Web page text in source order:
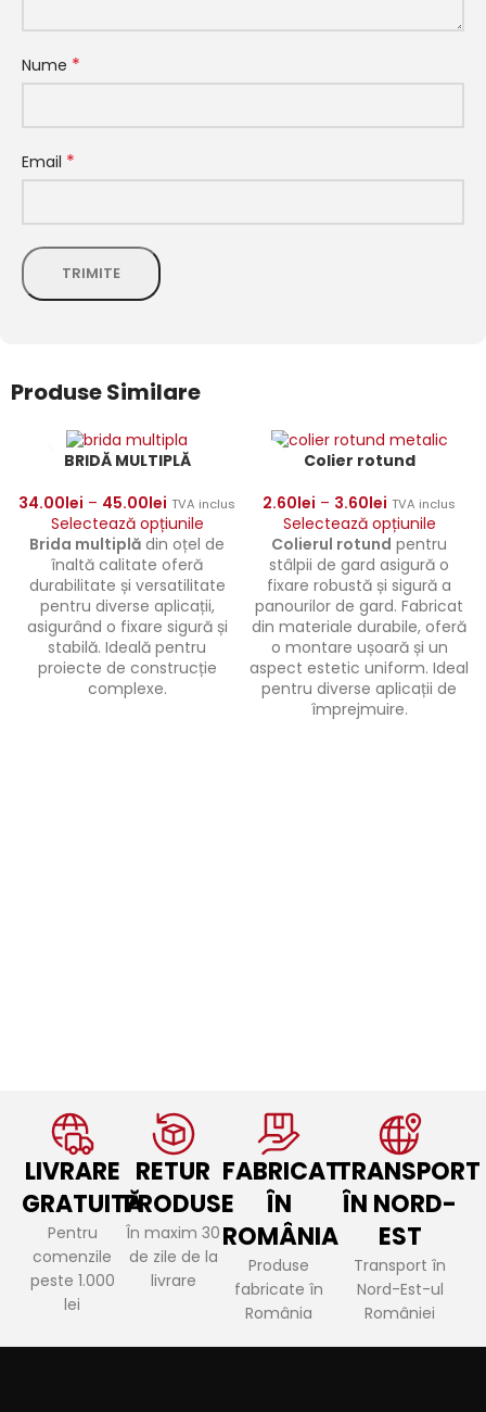
Nume *
Email *
Produse Similare
BRIDĂ MULTIPLĂ
34.00lei – 45.00lei TVA inclus
Selectează opțiunile
Brida multiplă din oțel de
înaltă calitate oferă
durabilitate și versatilitate
pentru diverse aplicații,
asigurând o fixare sigură și
stabilă. Ideală pentru
proiecte de construcție
complexe.
Colier rotund
2.60lei – 3.60lei TVA inclus
Selectează opțiunile
Colierul rotund pentru
stâlpii de gard asigură o
fixare robustă și sigură a
panourilor de gard. Fabricat
din materiale durabile, oferă
o montare ușoară și un
aspect estetic uniform. Ideal
pentru diverse aplicații de
împrejmuire.
LIVRARE
GRATUITĂ
Pentru
comenzile
peste 1.000
lei
RETUR
PRODUSE
În maxim 30
de zile de la
livrare
FABRICAT
ÎN
ROMÂNIA
Produse
fabricate în
România
TRANSPORT
ÎN NORD-
EST
Transport în
Nord-Est-ul
României